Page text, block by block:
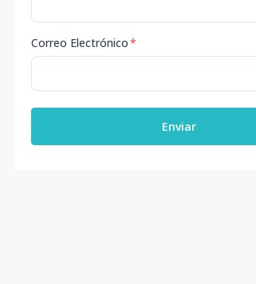
Correo Electrónico*
Enviar